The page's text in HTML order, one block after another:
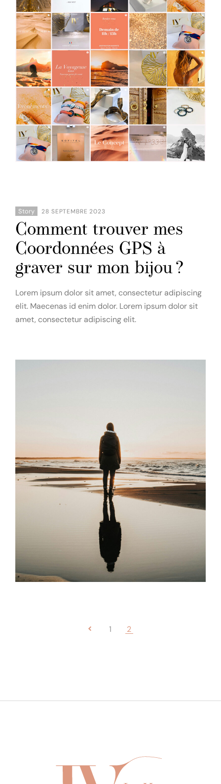
Story 28 SEPTEMBRE 2023
Comment trouver mes
Coordonnées GPS à
graver sur mon bijou ?
Lorem ipsum dolor sit amet, consectetur adipiscing
elit. Maecenas id enim dolor. Lorem ipsum dolor sit
amet, consectetur adipiscing elit.
Pagination
1 2